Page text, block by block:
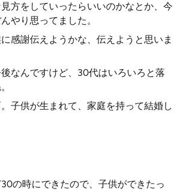
方をしていったらいいのかなとか、今
やり思ってました。
感謝伝えようかな、伝えようと思いま
なんですけど、30代はいろいろと落
子供が生まれて、家庭を持って結婚し
の時にできたので、子供ができたっ